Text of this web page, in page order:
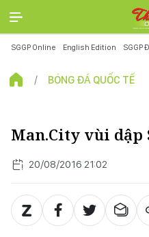
SGGP Online English Edition SGGP
BÓNG ĐÁ QUỐC TẾ
Man.City vùi dập
20/08/2016 21:02